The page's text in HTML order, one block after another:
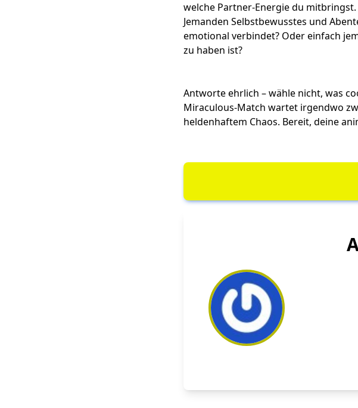
welche Partner-Energie du
Jemanden Selbstbewusstes und
emotional verbindet? Oder einfach
zu haben ist?
Antworte ehrlich – wähle nicht, was
Miraculous-Match wartet irgendwo
heldenhaftem Chaos. Bereit, deine